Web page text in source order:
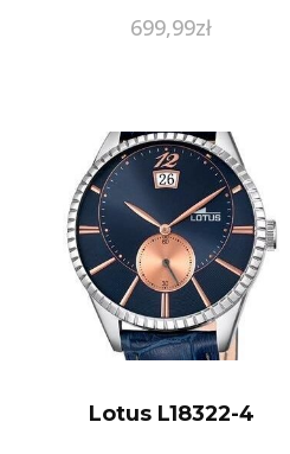
699,99zł
Lotus L18322-4